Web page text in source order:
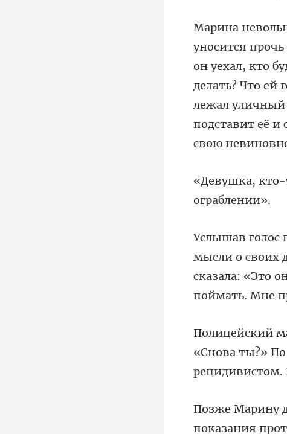
ал, кто
делать? Что ей
лежал уличны
сказала: «Это
«Снова ты?»